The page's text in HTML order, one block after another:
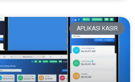
APLIKASI KASIR